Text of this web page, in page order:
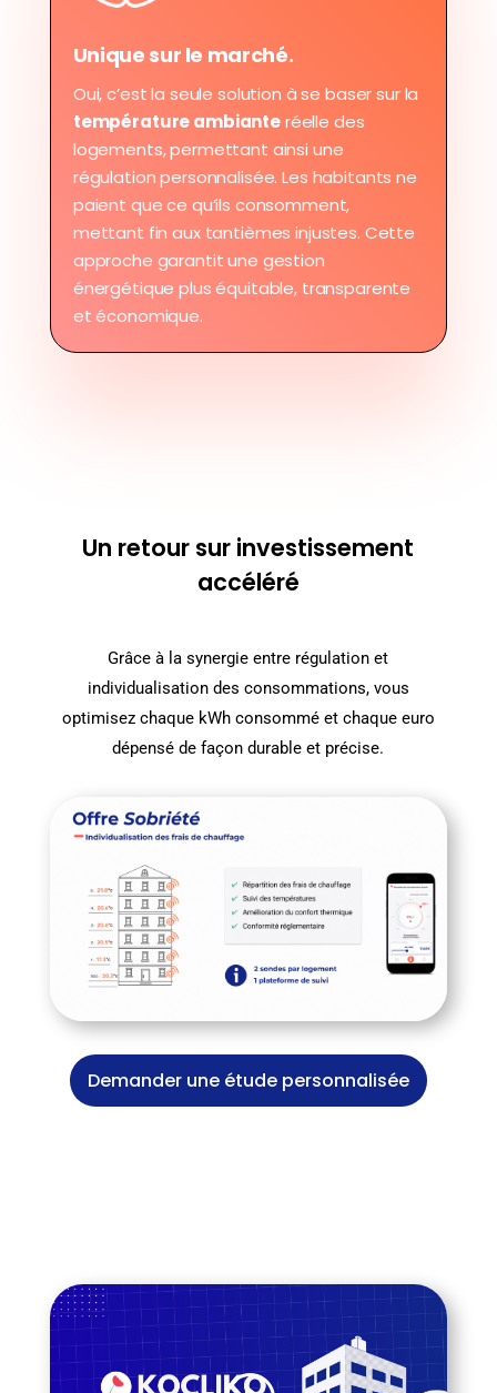
Unique sur le marché.
Oui, c’est la seule solution à se baser sur la
température ambianteréelle des
logements, permettant ainsi une
régulation personnalisée. Les habitants ne
paient que ce qu’ils consomment,
mettant fin aux tantièmes injustes. Cette
approche garantit une gestion
énergétique plus équitable, transparente
et économique.
Un retour sur investissement
accéléré
Grâce à la synergie entre régulation et
individualisation des consommations, vous
optimisez chaque kWh consommé et chaque euro
dépensé de façon durable et précise.
Demander une étude personnalisée